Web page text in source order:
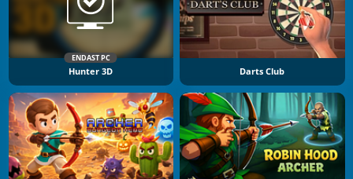
ENDAST PC
Hunter 3D Darts Club